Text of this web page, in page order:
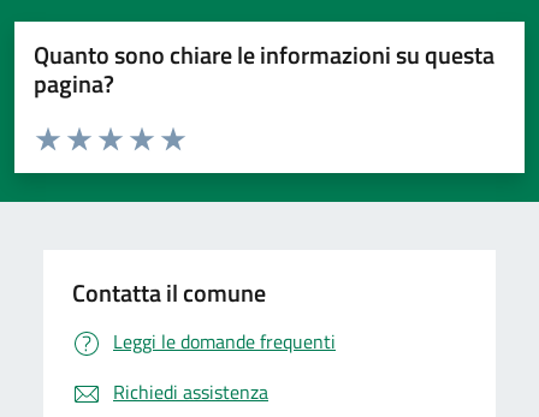
Quanto sono chiare le informazioni su questa
pagina?
Domanda
Valuta da 1 a 5 stelle la pagina
Valuta 5 stelle su 5
Valuta 4 stelle su 5
Valuta 3 stelle su 5
Valuta 2 stelle su 5
Valuta 1 stelle su 5
Contatta il comune
Leggi le domande frequenti
Richiedi assistenza